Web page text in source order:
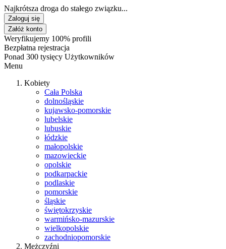
Najkrótsza droga do stałego związku...
Zaloguj się
Załóż konto
Weryfikujemy 100% profili
Bezpłatna rejestracja
Ponad 300 tysięcy Użytkowników
Menu
Kobiety
Cała Polska
dolnośląskie
kujawsko-pomorskie
lubelskie
lubuskie
łódzkie
małopolskie
mazowieckie
opolskie
podkarpackie
podlaskie
pomorskie
śląskie
świętokrzyskie
warmińsko-mazurskie
wielkopolskie
zachodniopomorskie
Mężczyźni